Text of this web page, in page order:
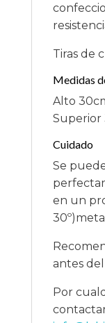
Tiras de
Medidas
Alto
Superior
Cuidado
Se
en un
antes
Por